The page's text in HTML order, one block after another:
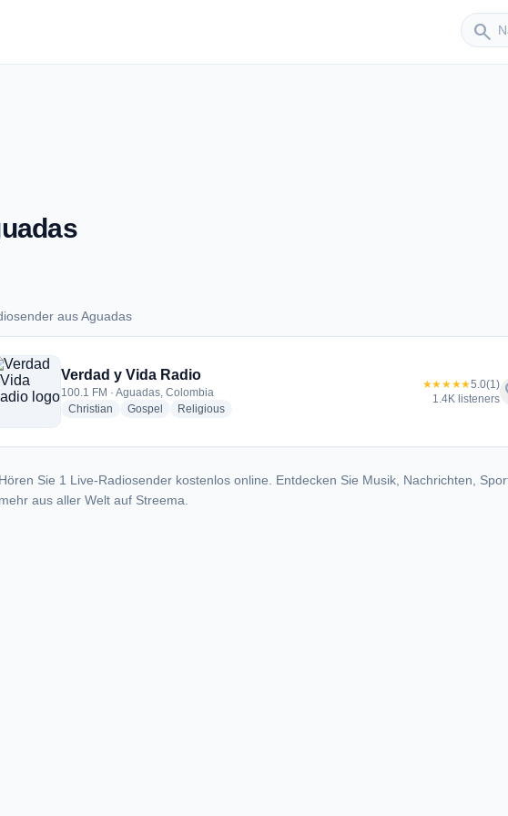
search
Sender
aus Aguadas
aus Aguadas
Verdad y Vida Radio
100.1 FM · Aguadas, Colombia
Christian radio stations
Gospel radio stations
Religiousradio stations
★★★★★5.0(1)
1.4K listeners
Hören Sie 1 Live-Radiosender kostenlos online. Entdecken Sie Musik, Nachrichten,
mehr aus aller Welt auf Streema.